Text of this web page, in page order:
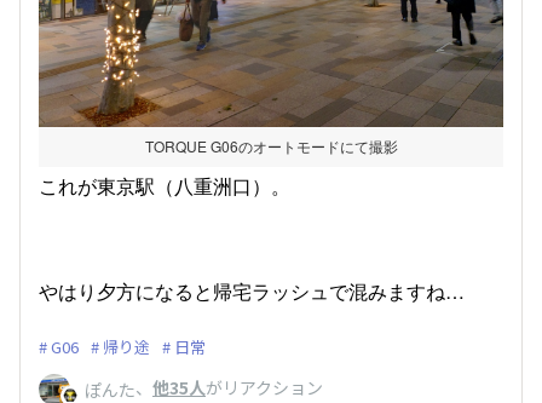
TORQUE G06のオートモードにて撮影
これが東京駅（八重洲口）。
やはり夕方になると帰宅ラッシュで混みますね…
G06 帰り途 日常
ぽんた、 他35人がリアクション